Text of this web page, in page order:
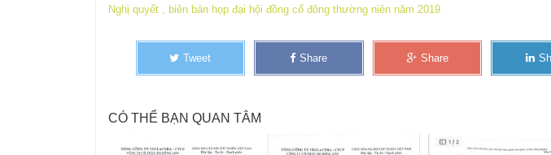
Nghị quyết , biên bản họp đại hội đồng cổ đông thường niên năm 2019
Tweet Share Share
CÓ THỂ BẠN QUAN TÂM